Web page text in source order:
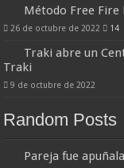
Método Free Fire
26 de octubre de 2022 14
Traki abre un
Traki
9 de octubre de 2022
Random Posts
Pareja fue